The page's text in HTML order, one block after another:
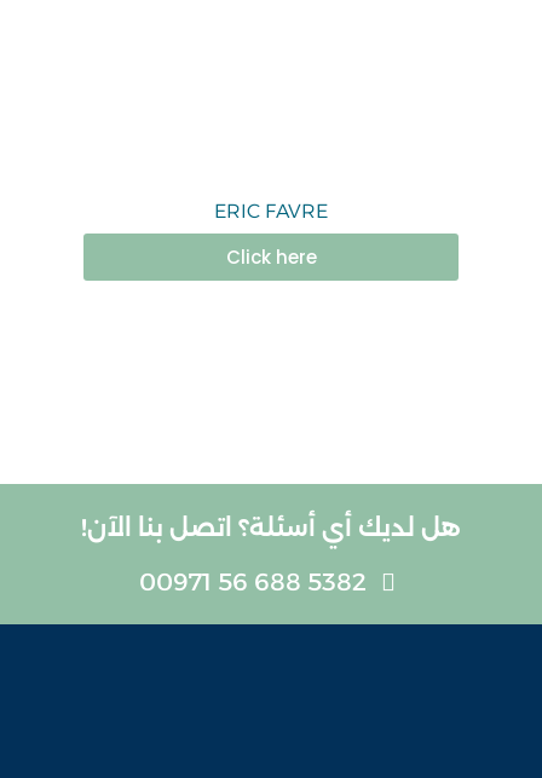
ERIC FAVRE
Click here
هل لديك أي أسئلة؟ اتصل بنا الآن!
5382 688 56 00971